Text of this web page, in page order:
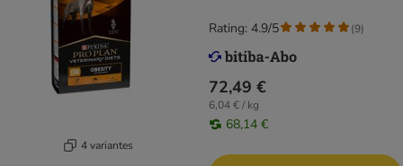
4 variantes
72,49 €
6,04 € / kg
68,14 €
Rating: 4.9/5 (9)